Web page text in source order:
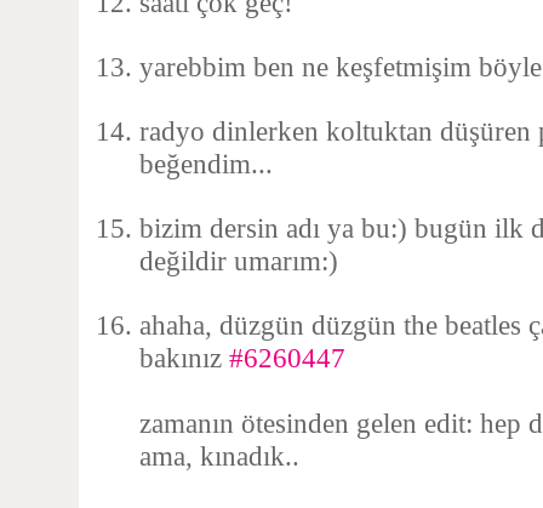
yarebbim ben ne keşfetmişim
radyo dinlerken koltuktan düşüren
beğendim...
bizim dersin adı ya bu:) bugün ilk
değildir umarım:)
ahaha, düzgün düzgün the beatles
bakınız #6260447
zamanın ötesinden gelen edit: hep
ama, kınadık..